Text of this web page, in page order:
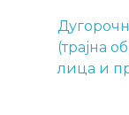
(трајна
лица и